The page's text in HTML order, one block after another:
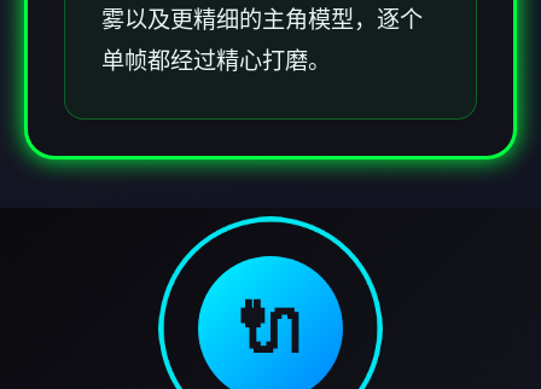
雾以及更精细的主角模型，逐个
单帧都经过精心打磨。
🔌